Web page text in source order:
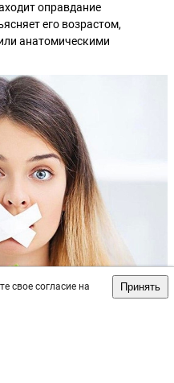
свое согласие на
Принять
оправдание
его возрастом,
анатомическими